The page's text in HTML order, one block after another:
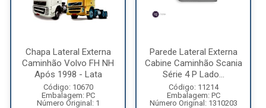
Chapa Lateral Externa
Caminhão Volvo FH NH
Após 1998 - Lata
Código: 10670
Embalagem: PC
Número Original: 1
Parede Lateral Externa
Cabine Caminhão Scania
Série 4 P Lado...
Código: 11214
Embalagem: PC
Número Original: 1310203